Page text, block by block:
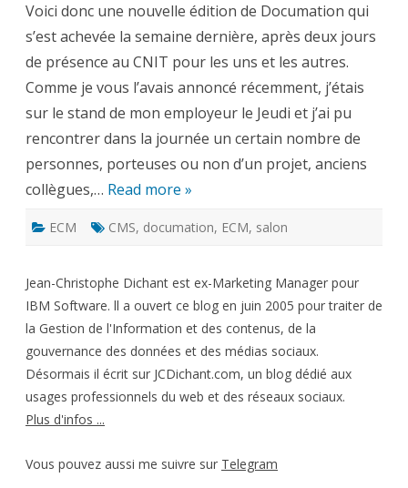
c’est
fini
Voici donc une nouvelle édition de Documation qui
s’est achevée la semaine dernière, après deux jours
de présence au CNIT pour les uns et les autres.
Comme je vous l’avais annoncé récemment, j’étais
sur le stand de mon employeur le Jeudi et j’ai pu
rencontrer dans la journée un certain nombre de
personnes, porteuses ou non d’un projet, anciens
collègues,… Read more »
ECM CMS, documation, ECM, salon
Jean-Christophe Dichant est ex-Marketing Manager pour
IBM Software. ll a ouvert ce blog en juin 2005 pour traiter de
la Gestion de l'Information et des contenus, de la
gouvernance des données et des médias sociaux.
Désormais il écrit sur JCDichant.com, un blog dédié aux
usages professionnels du web et des réseaux sociaux.
Plus d'infos ...
Vous pouvez aussi me suivre sur Telegram